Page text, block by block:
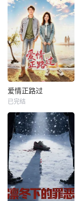
爱情正路过
已完结